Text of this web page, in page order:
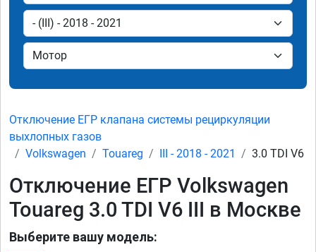
Отключение ЕГР клапана системы рециркуляции
выхлопных газов
Volkswagen
Touareg III - 2018 - 2021 3.0 TDI V6
Отключение ЕГР Volkswagen
Touareg 3.0 TDI V6 III в Москве
Выберите вашу модель: